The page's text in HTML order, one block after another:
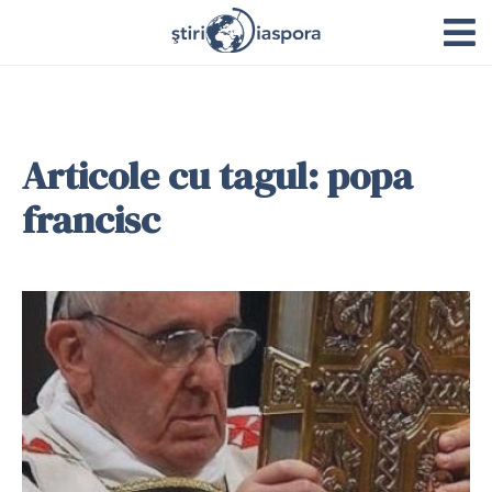
Articole cu tagul: popa
francisc